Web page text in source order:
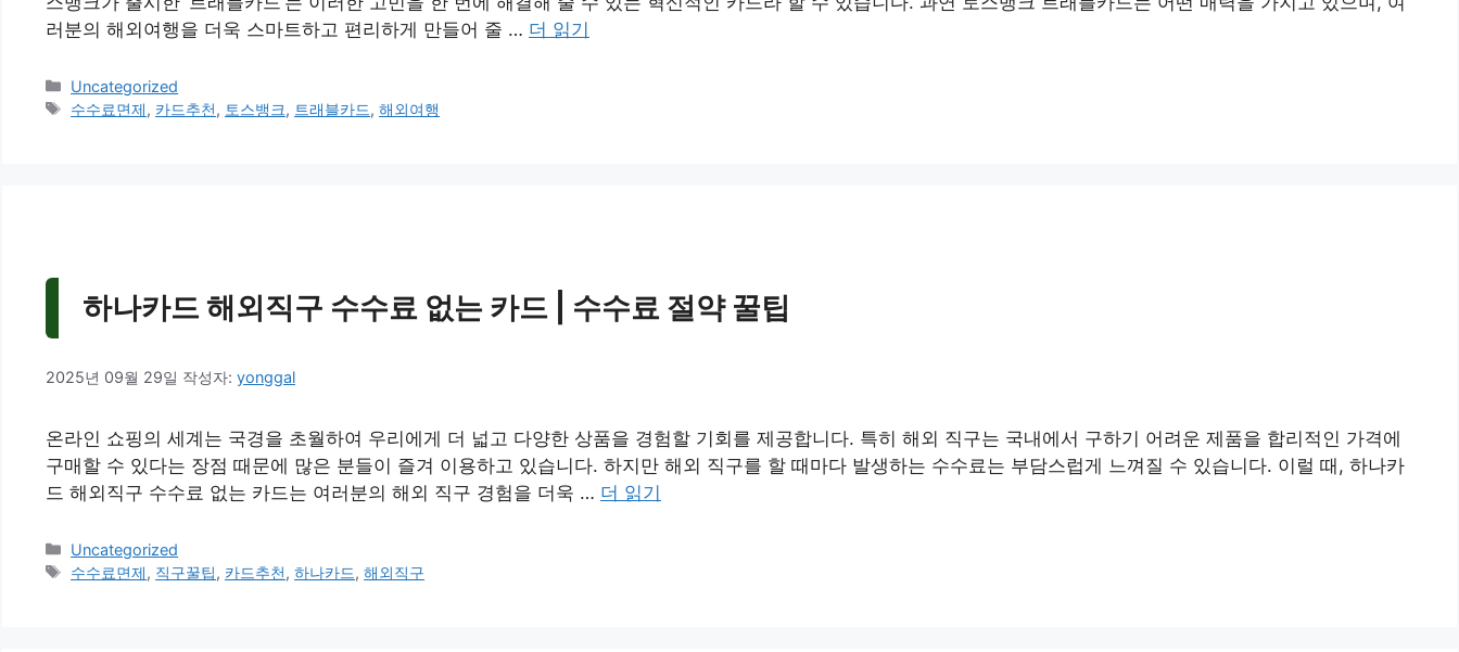
러분의 해외여행을 더욱 스마트하고 편리하게 만들어 줄 … 더 읽기
카
테
Uncategorized
태
수수료면제, 카드추천, 토스뱅크, 트래블카드,해외여행
하나카드 해외직구 수수료 없는 카드 | 수수료 절약 꿀팁
2025년 09월 29일 작성자: yonggal
온라인 쇼핑의 세계는 국경을 초월하여 우리에게 더 넓고 다양한 상품을 경험할 기회를 제공합니다. 특히 해외 직구는 국내에서 구하기 어려운 제품을 합리적인 가격에
구매할 수 있다는 장점 때문에 많은 분들이 즐겨 이용하고 있습니다. 하지만 해외 직구를 할 때마다 발생하는 수수료는 부담스럽게 느껴질 수 있습니다. 이럴 때, 하나카
드 해외직구 수수료 없는 카드는 여러분의 해외 직구 경험을 더욱 … 더 읽기
카
테
Uncategorized
태
수수료면제, 직구꿀팁, 카드추천,하나카드,해외직구